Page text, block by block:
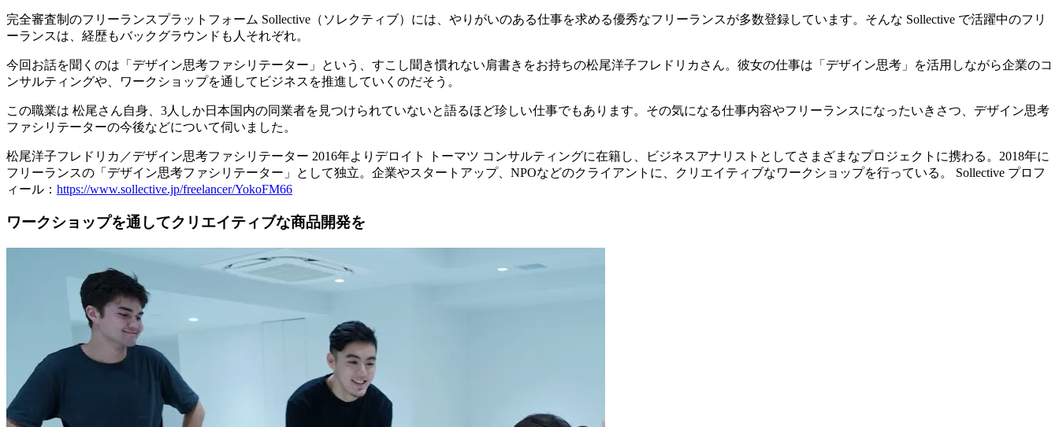
完全審査制のフリーランスプラットフォーム Sollective（ソレクティブ）には、やりがいのある仕事を求める優秀なフリーランスが多数登録しています。そんな Sollective で活躍中のフリ
ーランスは、経歴もバックグラウンドも人それぞれ。
今回お話を聞くのは「デザイン思考ファシリテーター」という、すこし聞き慣れない肩書きをお持ちの松尾洋子フレドリカさん。 彼女の仕事は「デザイン思考」を活用しながら企業のコ
ンサルティングや、ワークショップを通してビジネスを推進していく のだそう。
この職業は 松尾さん自身、3人しか日本国内の同業者を見つけられていないと語るほど珍しい仕事でもあります。その気になる仕事内容やフリーランスになったいきさつ、デザイン思考
ファシリテーターの今後などについて伺いました。
松尾洋子フレドリカ／デザイン思考ファシリテーター 2016年よりデロイト トーマツ コンサルティングに在籍し、ビジネスアナリストとしてさまざまなプロジェクトに携わる。2018年に
フリーランスの「デザイン思考ファシリテーター」として独立。企業やスタートアップ、NPOなどのクライアントに、クリエイティブなワークショップを行っている。 Sollective プロフ
ィール： https://www.sollective.jp/freelancer/YokoFM66
ワークショップを通してクリエイティブな商品開発を